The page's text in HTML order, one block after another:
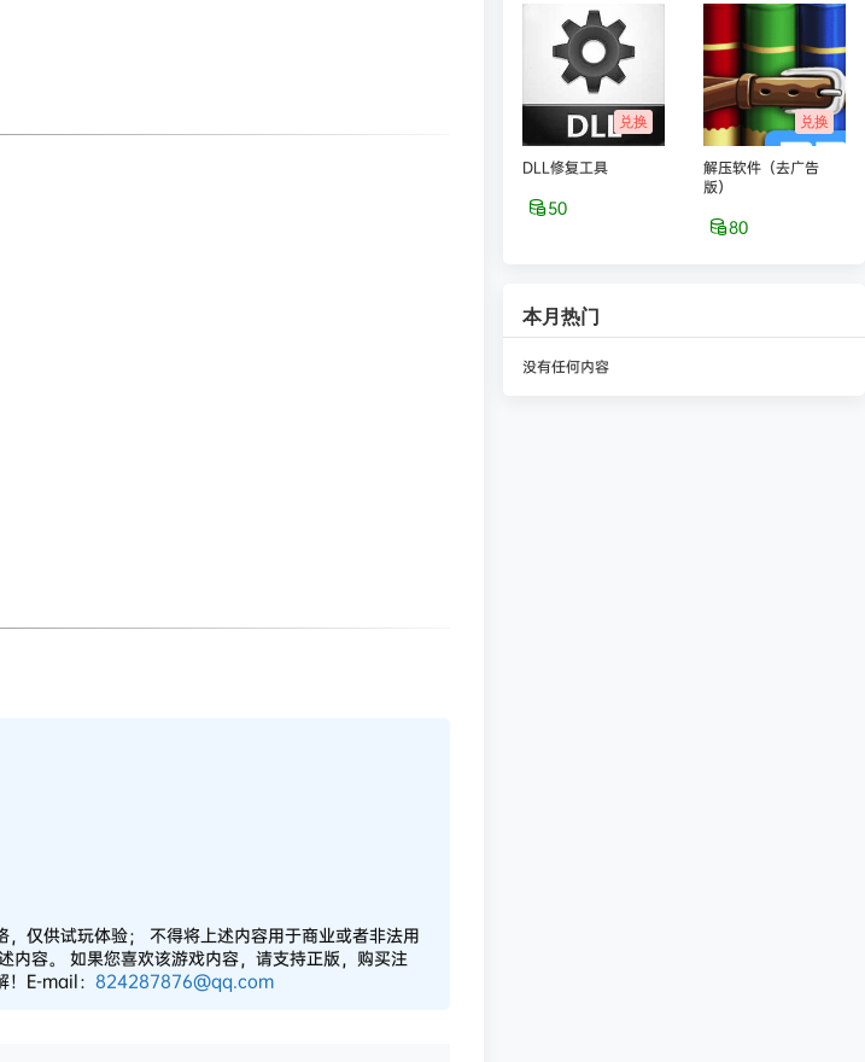
仅供试玩体验； 不得将上述内容用于商业或者非法用
容。 如果您喜欢该游戏内容，请支持正版，购买注
E-mail： 824287876@qq.com
兑换
DLL修复工具
50
兑换
解压软件（去广告
版）
80
本月热门
没有任何内容